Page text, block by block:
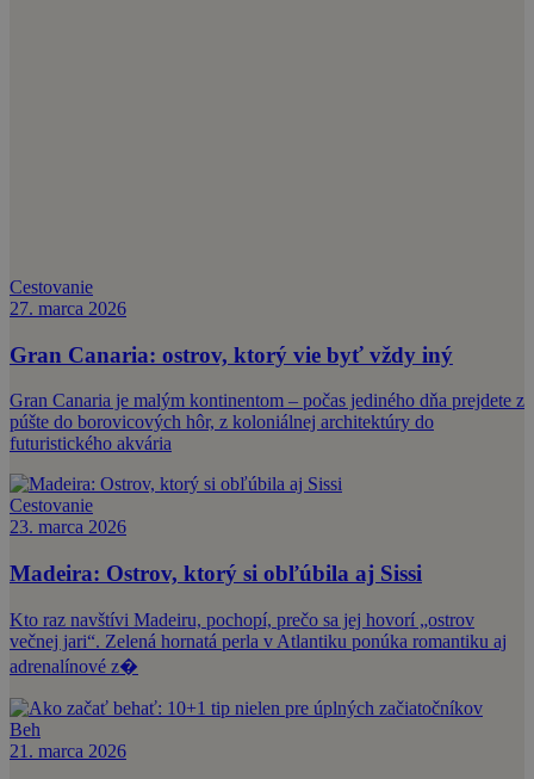
Cestovanie
27. marca 2026
Gran Canaria: ostrov, ktorý vie byť vždy iný
Gran Canaria je malým kontinentom – počas jediného dňa prejdete z
púšte do borovicových hôr, z koloniálnej architektúry do
futuristického akvária
Cestovanie
23. marca 2026
Madeira: Ostrov, ktorý si obľúbila aj Sissi
Kto raz navštívi Madeiru, pochopí, prečo sa jej hovorí „ostrov
večnej jari“. Zelená hornatá perla v Atlantiku ponúka romantiku aj
adrenalínové z�
Beh
21. marca 2026